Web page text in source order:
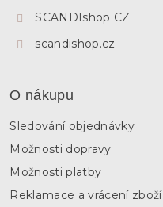
SCANDIshop CZ
scandishop.cz
O nákupu
Sledování objednávky
Možnosti dopravy
Možnosti platby
Reklamace a vrácení zboží